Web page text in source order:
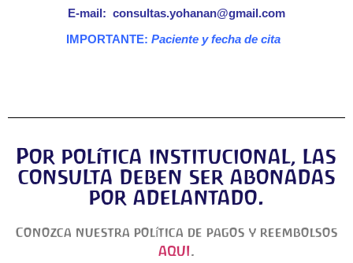
E-mail: consultas.yohanan@gmail.com
IMPORTANTE: Paciente y fecha de cita
Por política institucional, las
consulta deben ser abonadas
por adelantado.
Conozca nuestra política de pagos y reembolsos
AQUI.